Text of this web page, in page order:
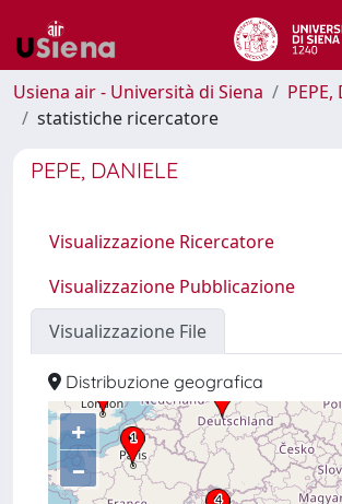
Usiena air - Università di Siena
PEPE,
statistiche ricercatore
PEPE, DANIELE
Visualizzazione Ricercatore
Visualizzazione Pubblicazione
Visualizzazione File
Distribuzione geografica
+
–